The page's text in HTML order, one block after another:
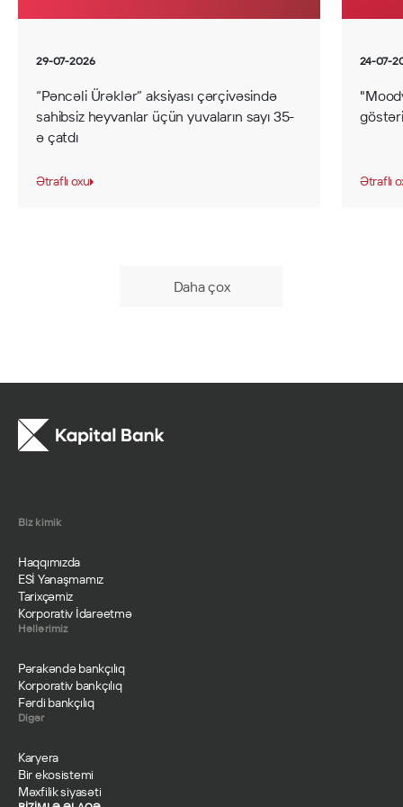
29-07-2026
“Pəncəli Ürəklər” aksiyası çərçivəsində
sahibsiz heyvanlar üçün yuvaların sayı 35-
ə çatdı
Ətraflı oxu
24-07-
Ətraflı
Daha çox
Biz kimik
Haqqımızda
ESİ Yanaşmamız
Tarixçəmiz
Korporativ İdarəetmə
Həllərimiz
Pərakəndə bankçılıq
Korporativ bankçılıq
Fərdi bankçılıq
Digər
Karyera
Bir ekosistemi
Məxfilik siyasəti